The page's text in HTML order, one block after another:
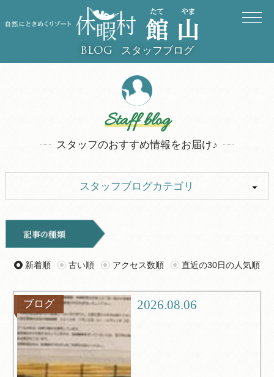
BLOG スタッフブログ
Staff blog
スタッフのおすすめ情報をお届け♪
スタッフブログカテゴリ
お知らせ
ツアー グルメ
観光
Q＆A
新着順 古い順 アクセス数順 直近の30日の人気順
ブログ 2026.08.06